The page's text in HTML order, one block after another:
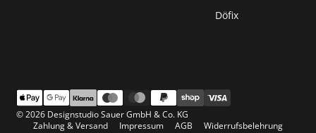
Döfix
© 2026 Designstudio Sauer GmbH & Co. KG
Zahlung & Versand
Impressum AGB
Widerrufsbelehrung